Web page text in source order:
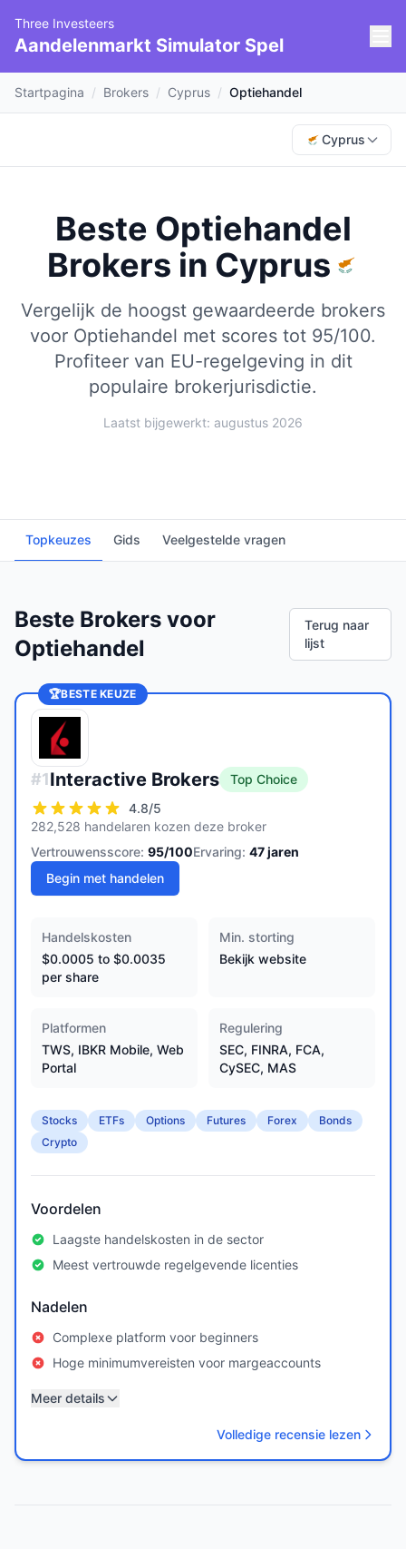
Three Investeers
Aandelenmarkt Simulator Spel
Startpagina / Brokers / Cyprus / Optiehandel
Cyprus
Beste Optiehandel
Brokers in Cyprus
Vergelijk de hoogst gewaardeerde brokers
voor Optiehandel met scores tot 95/100.
Profiteer van EU-regelgeving in dit
populaire brokerjurisdictie.
Laatst bijgewerkt: augustus 2026
Topkeuzes Gids Veelgestelde vragen
Beste Brokers voor
Optiehandel
Terug naar
lijst
🏆BESTE KEUZE
#1Interactive Brokers
Top Choice
4.8/5
282,528 handelaren kozen deze broker
Vertrouwensscore: 95/100Ervaring: 47jaren
Begin met handelen
Handelskosten
$0.0005 to $0.0035
per share
Min. storting
Bekijk website
Platformen
TWS, IBKR Mobile, Web
Portal
Regulering
SEC, FINRA, FCA,
CySEC, MAS
Stocks ETFs Options Futures Forex
Bonds
Crypto
Voordelen
Laagste handelskosten in de sector
Meest vertrouwde regelgevende licenties
Nadelen
Complexe platform voor beginners
Hoge minimumvereisten voor margeaccounts
Meer details
Volledige recensie lezen